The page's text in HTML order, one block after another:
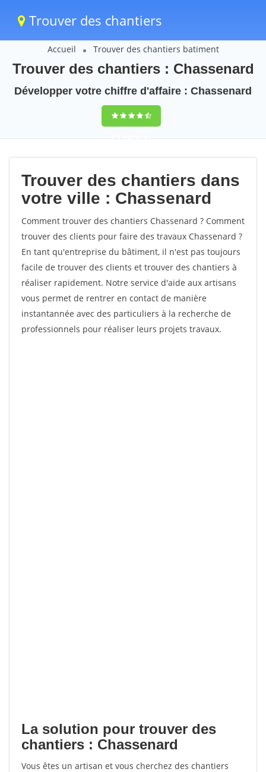
Trouver des chantiers
Accueil Trouver des chantiers batiment
Trouver des chantiers : Chassenard
Développer votre chiffre d'affaire : Chassenard
9,5(100%)43
votes
Trouver des chantiers dans
votre ville : Chassenard
Comment trouver des chantiers Chassenard ? Comment
trouver des clients pour faire des travaux Chassenard ?
En tant qu'entreprise du bâtiment, il n'est pas toujours
facile de trouver des clients et trouver des chantiers à
réaliser rapidement. Notre service d'aide aux artisans
vous permet de rentrer en contact de manière
instantannée avec des particuliers à la recherche de
professionnels pour réaliser leurs projets travaux.
La solution pour trouver des
chantiers : Chassenard
Vous êtes un artisan et vous cherchez des chantiers